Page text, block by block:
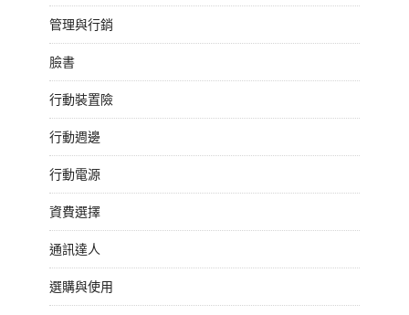
管理與行銷
臉書
行動裝置險
行動週邊
行動電源
資費選擇
通訊達人
選購與使用